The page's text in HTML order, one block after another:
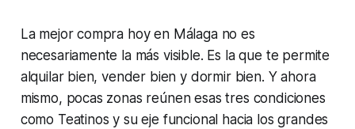
La mejor compra hoy en Málaga no es
necesariamente la más visible. Es la que te permite
alquilar bien, vender bien y dormir bien. Y ahora
mismo, pocas zonas reúnen esas tres condiciones
como Teatinos y su eje funcional hacia los grandes